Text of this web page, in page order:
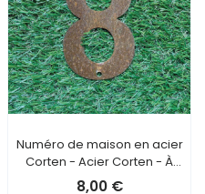
Numéro de maison en acier
Corten - Acier Corten - À
coller - 8
8,00 €